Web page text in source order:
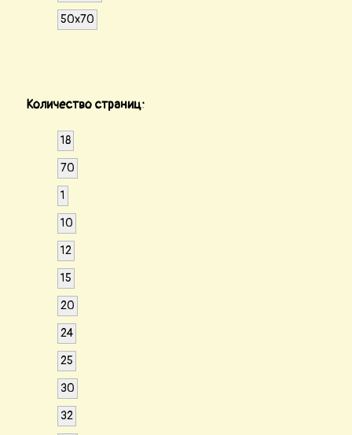
50x70
Количество страниц:
18
70
1
10
12
15
20
24
25
30
32